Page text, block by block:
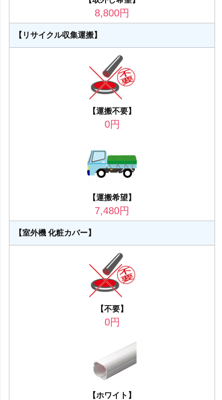
8,800円
【リサイクル収集運搬】
【運搬不要】
0円
【運搬希望】
7,480円
【室外機 化粧カバー】
【不要】
0円
【ホワイト】